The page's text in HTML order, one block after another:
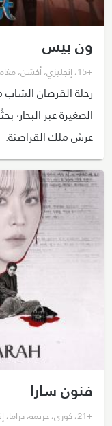
ون بيس
+15 ،إنجليزي،أكشن،
رحلة القرصان
عرش ملك القراصنة.
فنون سارا
+21 ، كوري،جريمة،دراما،